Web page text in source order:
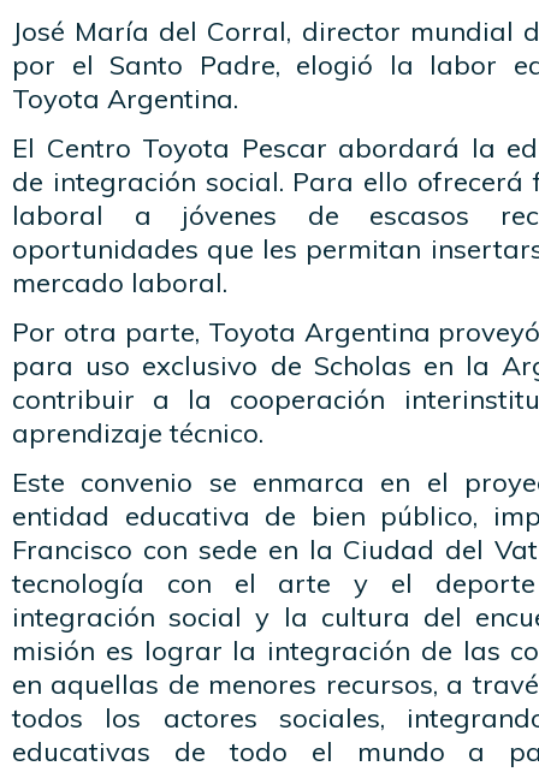
José María del Corral, director mundial
por el Santo Padre, elogió la labor
Toyota Argentina.
El Centro Toyota Pescar abordará la
de integración social. Para ello ofrecerá
laboral a jóvenes de escasos
oportunidades que les permitan
mercado laboral.
Por otra parte, Toyota Argentina
para uso exclusivo de Scholas en la
contribuir a la cooperación
aprendizaje técnico.
Este convenio se enmarca en el
entidad educativa de bien público,
Francisco con sede en la Ciudad del
tecnología con el arte y el
integración social y la cultura del
misión es lograr la integración de las
en aquellas de menores recursos, a
todos los actores sociales,
educativas de todo el mundo a